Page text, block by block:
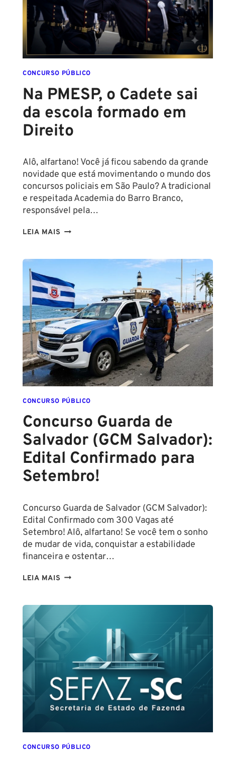
ALTURA
MÍNIMA
PARA
CONCURSO
POLICIAL:
CONCURSO PÚBLICO
Na PMESP, o Cadete sai
da escola formado em
Direito
Alô, alfartano! Você já ficou sabendo da grande
novidade que está movimentando o mundo dos
concursos policiais em São Paulo? A tradicional
e respeitada Academia do Barro Branco,
responsável pela…
LEIA MAIS NA
SAI
DA
ESCOLA
FORMADO
EM
DIREITO
CONCURSO PÚBLICO
Concurso Guarda de
Salvador (GCM Salvador):
Edital Confirmado para
Setembro!
Concurso Guarda de Salvador (GCM Salvador):
Edital Confirmado com 300 Vagas até
Setembro! Alô, alfartano! Se você tem o sonho
de mudar de vida, conquistar a estabilidade
financeira e ostentar…
LEIA MAIS CONCURSO
SALVADOR
(GCM
SALVADOR):
CONFIRMADO
PARA
SETEMBRO!
CONCURSO PÚBLICO